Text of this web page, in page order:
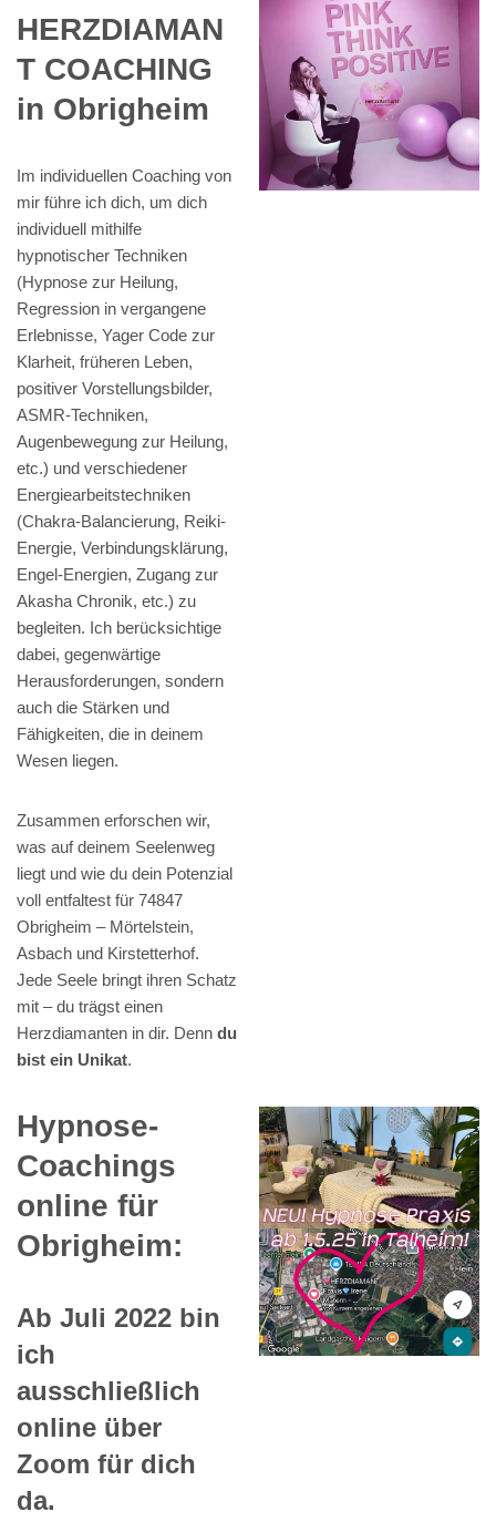
HERZDIAMAN
T COACHING
in Obrigheim
Im individuellen Coaching von
mir führe ich dich, um dich
individuell mithilfe
hypnotischer Techniken
(Hypnose zur Heilung,
Regression in vergangene
Erlebnisse, Yager Code zur
Klarheit, früheren Leben,
positiver Vorstellungsbilder,
ASMR-Techniken,
Augenbewegung zur Heilung,
etc.) und verschiedener
Energiearbeitstechniken
(Chakra-Balancierung, Reiki-
Energie, Verbindungsklärung,
Engel-Energien, Zugang zur
Akasha Chronik, etc.) zu
begleiten. Ich berücksichtige
dabei, gegenwärtige
Herausforderungen, sondern
auch die Stärken und
Fähigkeiten, die in deinem
Wesen liegen.
Zusammen erforschen wir,
was auf deinem Seelenweg
liegt und wie du dein Potenzial
voll entfaltest für 74847
Obrigheim – Mörtelstein,
Asbach und Kirstetterhof.
Jede Seele bringt ihren Schatz
mit – du trägst einen
Herzdiamanten in dir. Denn du
bist ein Unikat.
Hypnose-
Coachings
online für
Obrigheim:
Ab Juli 2022 bin
ich
ausschließlich
online über
Zoom für dich
da.